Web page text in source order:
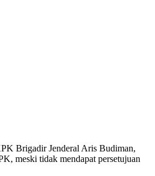
Brigadir Jenderal Aris Budiman,
meski tidak mendapat persetujuan